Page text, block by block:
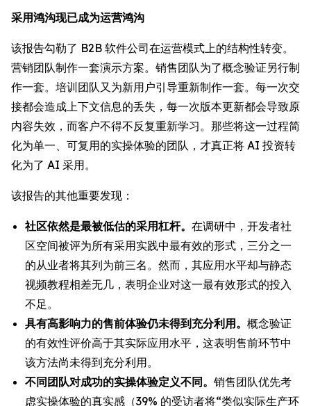
采用鸿沟现已成为运营鸿沟
该报告勾勒了 B2B 软件公司在运营模式上的结构性转变。
营销团队制作一套演示方案。销售团队为了概念验证另行制
作一套。培训团队又为新用户引导重新制作一套。每一次交
接都会造成上下文信息的丢失，每一次版本更新都会导致原
内容失效，而客户不得不反复重新学习。那些将这一过程简
化为单一、可复用的实操体验的团队，才真正将 AI 投资转
化为了 AI 采用。
该报告的其他重要发现：
社区依然是最被低估的采用杠杆。 在调研中，开发者社
区空间被评为所有采用实践中最有效的形式，三分之一
的从业者将其列为前三名。然而，其应用水平却与静态
视频教程相差无几，表明企业对这一最有效形式的投入
不足。
具有高影响力的售前体验仍未得到充分利用。 概念验证
的有效性评价高于其实际应用水平，这表明售前环节中
该方法尚未得到充分利用。
不同团队对成功的实操体验定义不同。 销售团队优先考
虑实操体验的真实感（39% 的受访者将“类似实际生产环